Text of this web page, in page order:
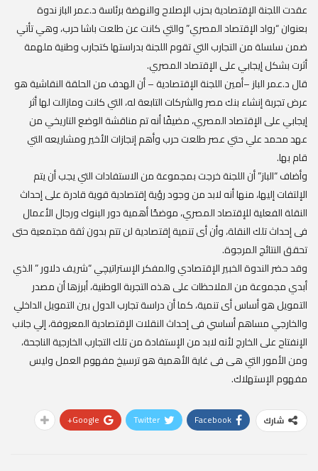
عقدت اللجنة الإقتصادية بحزب الإصلاح والنهضة برئاسة د.عمر الباز ندوة
بعنوان “رواد الإقتصاد المصري” والتي كانت عن طلعت باشا حرب، وهي تأتي
ضمن سلسلة من التجارب التي تقوم اللجنة بدراستها كتجارب وطنية ملهمة
أثرت بشكل إيجابي على الإقتصاد المصري.
قال د.عمر الباز –أمين اللجنة الإقتصادية – أن الهدف من الحلقة النقاشية هو
عرض تجربة إنشاء بنك مصر والشركات التابعة له، التي كانت ومازالت لها أثر
إيجابي على الإقتصاد المصري، مضيفًا أنه تم مناقشة الوضع التاريخي من
عهد محمد علي حتي عصر طلعت حرب وأهم إنجازات الأخير ومشاريعه التي
قام بها.
وأضاف “الباز” أن اللجنة خرجت بمجموعة من الاستفادات التي يجب أن يتم
الإلتفات إليها، منها أنه لابد من وجود رؤية إقتصادية قوية قادرة على إحداث
النقلة الفعلية للإقتصاد المصري، موضحًا أهمية دور البنوك ورجال الأعمال
فى إحداث تلك النقلة، وأن أى تنمية إقتصادية لن تتم بدون ثقة مجتمعية حتى
تحقق النتائج المرجوة.
وقد حضر الندوة الخبير الإقتصادي والمفكر الإستراتيچي “شريف دلاور ” الذي
أبدي مجموعة من الملاحظات على هذه التجربة الوطنية، أبرزها أن مصدر
التمويل هو أساس أى تنمية، كما أن دراسة تجارب الدول بين التمويل الداخلي
والخارجي مساهم أساسي فى إحداث النقلات الإقتصادية المعروفة، إلي جانب
الإنفتاح على الخارج لأنه لابد من الإستفادة من تلك التجارب الخارجية الناجحة،
ومن الأمور التي هى فى غاية الأهمية هو ترسيخ مفهوم العمل وليس
مفهوم الإستهلاك.
شارك Facebook
Twitter
Google+